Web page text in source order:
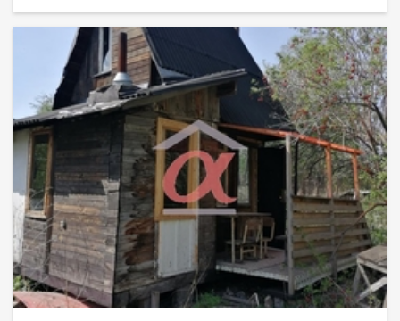
небольшого ремонта — возможность обустроить всё под
себя. Подходит для постоянного проживания или дачи. АН
«Самолёт Плюс» на рынке недвижимости Кемерово с 2010
года. Полное сопровождение сделкиГарантия юридической
чистоты сделки Звоните с 9:00 до 21:00 — ответим на
вопросы и организуем просмотр! шевелева виктория